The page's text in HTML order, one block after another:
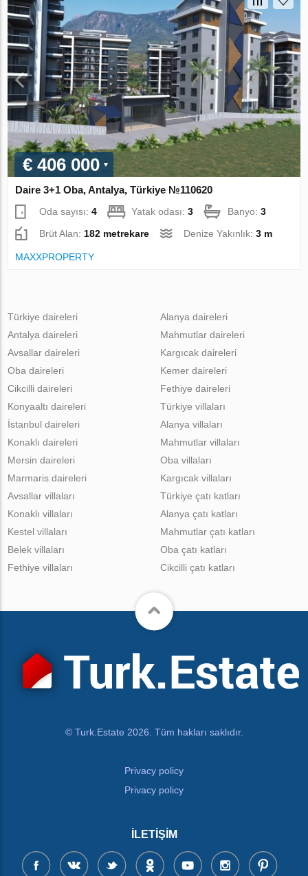
€ 406 000
Daire 3+1 Oba, Antalya, Türkiye №110620
Oda sayısı:4 Yatak odası:3 Banyo:3
Brüt Alan: 182 metrekare Denize Yakınlık:3 m
MAXXPROPERTY
Türkiye daireleri
Antalya daireleri
Avsallar daireleri
Oba daireleri
Cikcilli daireleri
Alanya daireleri
Mahmutlar daireleri
Kargıcak daireleri
Kemer daireleri
Fethiye daireleri
Konyaaltı daireleri
İstanbul daireleri
Konaklı daireleri
Mersin daireleri
Marmaris daireleri
Türkiye villaları
Alanya villaları
Mahmutlar villaları
Oba villaları
Kargıcak villaları
Avsallar villaları
Konaklı villaları
Kestel villaları
Belek villaları
Fethiye villaları
Türkiye çatı katları
Alanya çatı katları
Mahmutlar çatı katları
Oba çatı katları
Cikcilli çatı katları
© Turk.Estate 2026. Tüm hakları saklıdır.
Privacy policy
Privacy policy
İLETIŞIM